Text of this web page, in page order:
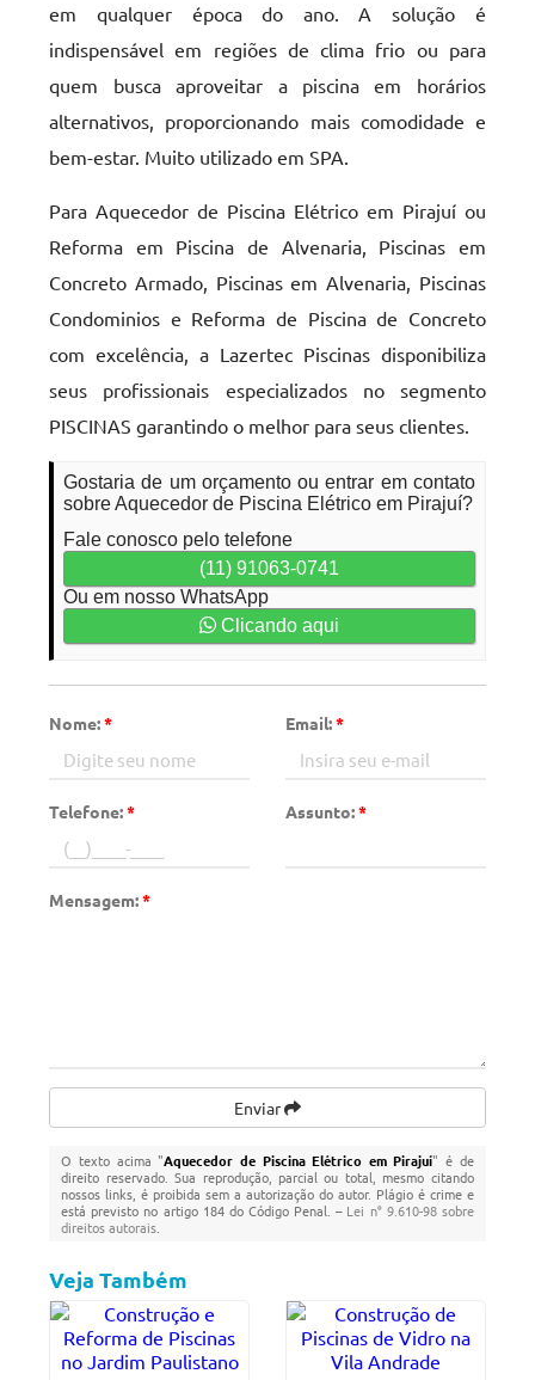
em qualquer época do ano. A solução é
indispensável em regiões de clima frio ou para
quem busca aproveitar a piscina em horários
alternativos, proporcionando mais comodidade e
bem-estar. Muito utilizado em SPA.
Para Aquecedor de Piscina Elétrico em Pirajuí ou
Reforma em Piscina de Alvenaria, Piscinas em
Concreto Armado, Piscinas em Alvenaria, Piscinas
Condominios e Reforma de Piscina de Concreto
com excelência, a Lazertec Piscinas disponibiliza
seus profissionais especializados no segmento
PISCINAS garantindo o melhor para seus clientes.
Gostaria de um orçamento ou entrar em contato
sobre Aquecedor de Piscina Elétrico em Pirajuí?
Fale conosco pelo telefone
(11) 91063-0741
Ou em nosso WhatsApp
Clicando aqui
Nome:* Email:*
Telefone:* Assunto:*
Mensagem:*
Enviar
O texto acima "Aquecedor de Piscina Elétrico em Pirajuí" é de
direito reservado. Sua reprodução, parcial ou total, mesmo citando
nossos links, é proibida sem a autorização do autor. Plágio é crime e
está previsto no artigo 184 do Código Penal. – Lei n° 9.610-98 sobre
direitos autorais
Veja Também